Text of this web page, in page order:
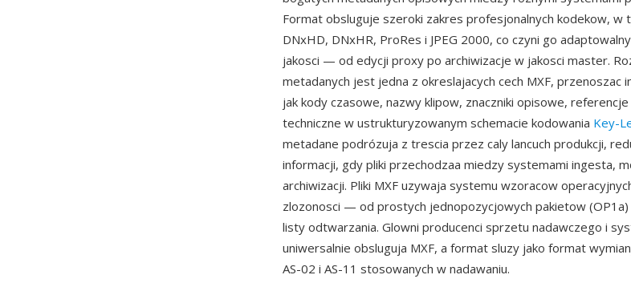
Format obsluguje szeroki zakres profesjonalnych kodekow, w
DNxHD, DNxHR, ProRes i JPEG 2000, co czyni go
jakosci — od edycji proxy po archiwizacje w jakosci master.
metadanych jest jedna z okreslajacych cech MXF, przenoszac
jak kody czasowe, nazwy klipow, znaczniki opisowe,
techniczne w ustrukturyzowanym schemacie kodowania Key-
metadane podrózuja z trescia przez caly lancuch produkcji,
informacji, gdy pliki przechodzaa miedzy systemami ingesta,
archiwizacji. Pliki MXF uzywaja systemu wzoracow
zlozonosci — od prostych jednopozycjowych pakietow
listy odtwarzania. Glowni producenci sprzetu nadawczego i
uniwersalnie obsluguja MXF, a format sluzy jako format
AS-02 i AS-11 stosowanych w nadawaniu.